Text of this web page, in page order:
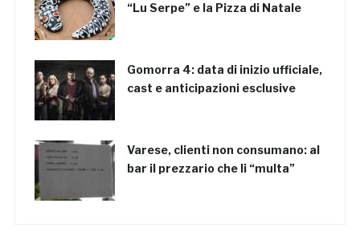
“Lu Serpe” e la Pizza di Natale
Gomorra 4: data di inizio ufficiale,
cast e anticipazioni esclusive
Varese, clienti non consumano: al
bar il prezzario che li “multa”